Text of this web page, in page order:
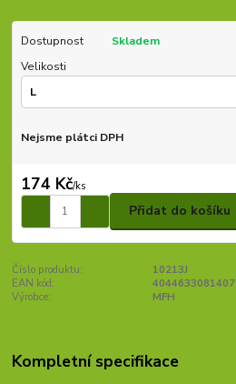
Dostupnost
Skladem
Velikosti
Nejsme plátci DPH
174 Kč/ks
Přidat do košíku
Číslo produktu:
10213J
EAN kód:
4044633081407
Výrobce:
MFH
Kompletní specifikace